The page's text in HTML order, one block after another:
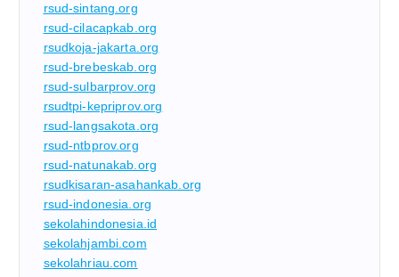
rsud-sintang.org
rsud-cilacapkab.org
rsudkoja-jakarta.org
rsud-brebeskab.org
rsud-sulbarprov.org
rsudtpi-kepriprov.org
rsud-langsakota.org
rsud-ntbprov.org
rsud-natunakab.org
rsudkisaran-asahankab.org
rsud-indonesia.org
sekolahindonesia.id
sekolahjambi.com
sekolahriau.com